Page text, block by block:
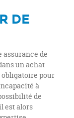
DE
assurance de
un achat
obligatoire pour
à
de
est alors